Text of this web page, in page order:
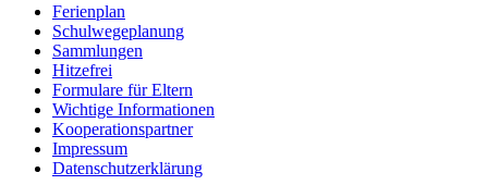
Ferienplan
Schulwegeplanung
Sammlungen
Hitzefrei
Formulare für Eltern
Wichtige Informationen
Kooperationspartner
Impressum
Datenschutzerklärung